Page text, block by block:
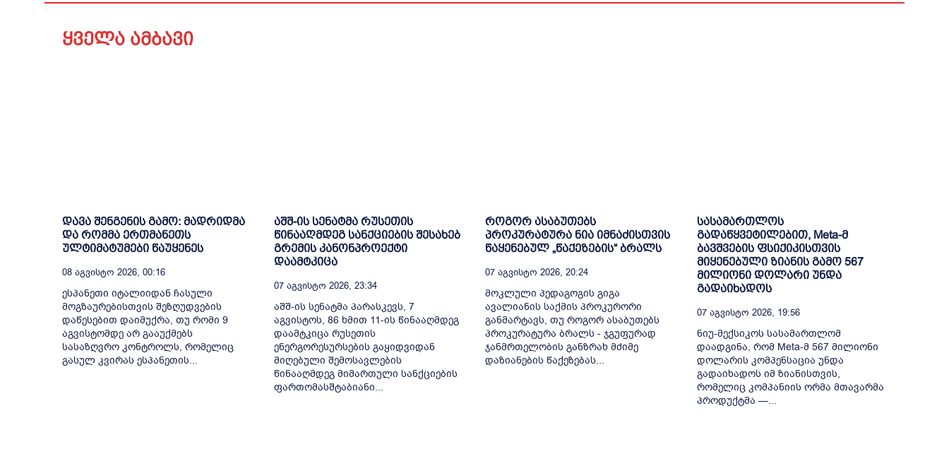
ყველა ამბავი
დავა შენგენის გამო: მადრიდმა
და რომმა ერთმანეთს
ულტიმატუმები წაუყენეს
08 Აგვისტო 2026, 00:16
ესპანეთი იტალიიდან ჩასული
მოგზაურებისთვის შეზღუდვების
დაწესებით დაიმუქრა, თუ რომი 9
აგვისტომდე არ გააუქმებს
სასაზღვრო კონტროლს, რომელიც
გასულ კვირას ესპანეთის...
აშშ-ის სენატმა რუსეთის
წინააღმდეგ სანქციების შესახებ
გრემის კანონპროექტი
დაამტკიცა
07 Აგვისტო 2026, 23:34
აშშ-ის სენატმა პარასკევს, 7
აგვისტოს, 86 ხმით 11-ის წინააღმდეგ
დაამტკიცა რუსეთის
ენერგორესურსების გაყიდვიდან
მიღებული შემოსავლების
წინააღმდეგ მიმართული სანქციების
ფართომასშტაბიანი...
როგორ ასაბუთებს
პროკურატურა ნია იმნაძისთვის
წაყენებულ „წაქეზების“ ბრალს
07 Აგვისტო 2026, 20:24
მოკლული პედაგოგის გიგა
ავალიანის საქმის პროკურორი
განმარტავს, თუ როგორ ასაბუთებს
პროკურატურა ბრალს - ჯგუფურად
ჯანმრთელობის განზრახ მძიმე
დაზიანების წაქეზებას...
სასამართლოს
გადაწყვეტილებით, Meta-მ
ბავშვების ფსიქიკისთვის
მიყენებული ზიანის გამო 567
მილიონი დოლარი უნდა
გადაიხადოს
07 Აგვისტო 2026, 19:56
ნიუ-მექსიკოს სასამართლომ
დაადგინა, რომ Meta-მ 567 მილიონი
დოლარის კომპენსაცია უნდა
გადაიხადოს იმ ზიანისთვის,
რომელიც კომპანიის ორმა მთავარმა
პროდუქტმა —...